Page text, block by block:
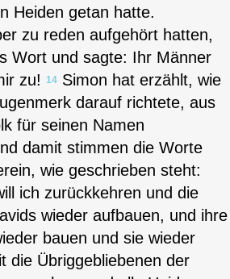
Heiden getan hatte.
zu reden aufgehört hatten,
Wort und sagte: Ihr Männer
zu! 14 Simon hat erzählt, wie
darauf richtete, aus
für seinen Namen
damit stimmen die Worte
wie geschrieben steht:
ich zurückkehren und die
wieder aufbauen, und ihre
bauen und sie wieder
die Übriggebliebenen der